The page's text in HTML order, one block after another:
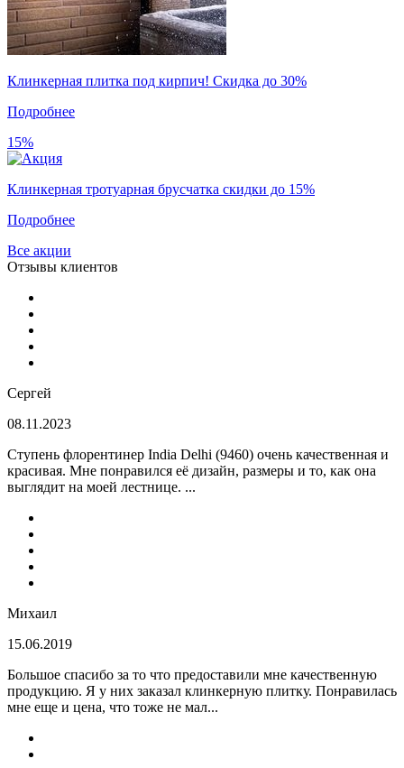
Клинкерная плитка под кирпич! Скидка до 30%
Подробнее
15%
Клинкерная тротуарная брусчатка скидки до 15%
Подробнее
Все акции
Отзывы клиентов
Сергей
08.11.2023
Ступень флорентинер India Delhi (9460) очень качественная и
красивая. Мне понравился её дизайн, размеры и то, как она
выглядит на моей лестнице. ...
Михаил
15.06.2019
Большое спасибо за то что предоставили мне качественную
продукцию. Я у них заказал клинкерную плитку. Понравилась
мне еще и цена, что тоже не мал...